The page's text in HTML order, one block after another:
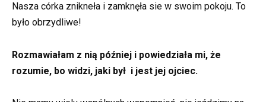
Nasza córka znikneła i zamknęła sie w swoim pokoju. To
było obrzydliwe!
Rozmawiałam z nią później i powiedziała mi, że
rozumie, bo widzi, jaki był i jest jej ojciec.